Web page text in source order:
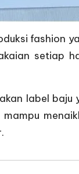
fashion
setiap
label